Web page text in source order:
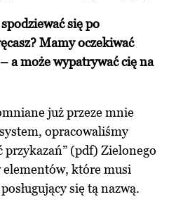
się po
Mamy oczekiwać
a może wypatrywać cię na
już przeze mnie
opracowaliśmy
przykazań” (pdf) Zielonego
elementów, które musi
się tą nazwą.